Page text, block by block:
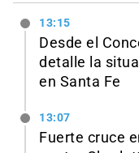
13:15
Desde el
detalle la
en Santa Fe
13:07
Fuerte cruce